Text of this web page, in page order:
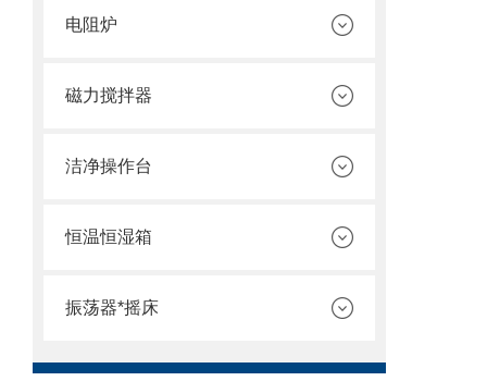
电阻炉
磁力搅拌器
洁净操作台
恒温恒湿箱
振荡器*摇床